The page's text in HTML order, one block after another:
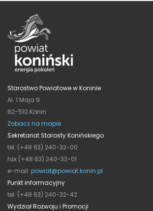
Starostwo Powiatowe w Koninie
Al. 1 Maja 9
62-510 Konin
Zobacz na mapie
Sekretariat Starosty Konińskiego
tel. (+48 63) 240-32-00
fax (+48 63) 240-32-01
e-mail: powiat@powiat.konin.pl
Punkt informacyjny
tel. (+48 63) 240-32-42
Wydział Rozwoju i Promocji